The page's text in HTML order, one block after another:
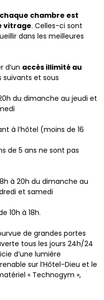
chaque chambre est
vitrage. Celles-ci sont
dans les meilleures
d’un accès illimité au
suivants et sous
du dimanche au jeudi et
à l’hôtel (moins de 16
de 5 ans ne sont pas
à 20h du dimanche au
et samedi
10h à 18h.
de grandes portes
tous les jours 24h/24
d’une lumière
sur l’Hôtel-Dieu et le
« Technogym »,